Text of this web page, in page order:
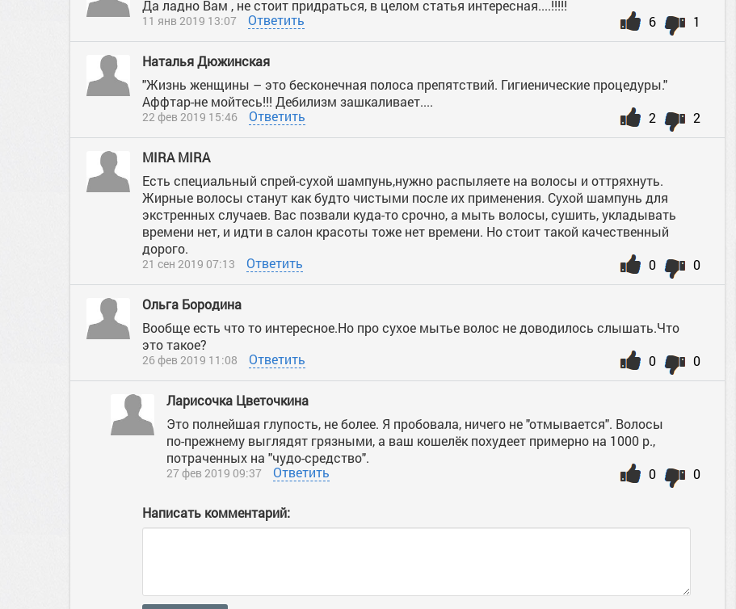
Да ладно Вам , не стоит придраться, в целом статья интересная....!!!!!
11 янв 2019 13:07 Ответить 1
6
Наталья Дюжинская
"Жизнь женщины – это бесконечная полоса препятствий. Гигиенические процедуры."
Аффтар-не мойтесь!!! Дебилизм зашкаливает....
22 фев 2019 15:46 Ответить 2
2
MIRA MIRA
Есть специальный спрей-сухой шампунь,нужно распыляете на волосы и оттряхнуть.
Жирные волосы станут как будто чистыми после их применения. Сухой шампунь для
экстренных случаев. Вас позвали куда-то срочно, а мыть волосы, сушить, укладывать
времени нет, и идти в салон красоты тоже нет времени. Но стоит такой качественный
дорого.
21 сен 2019 07:13 Ответить 0
0
Ольга Бородина
Вообще есть что то интересное.Но про сухое мытье волос не доводилось слышать.Что
это такое?
26 фев 2019 11:08 Ответить 0
0
Ларисочка Цветочкина
Это полнейшая глупость, не более. Я пробовала, ничего не "отмывается". Волосы
по-прежнему выглядят грязными, а ваш кошелёк похудеет примерно на 1000 р.,
потраченных на "чудо-средство".
27 фев 2019 09:37 Ответить 0
0
Написать комментарий: